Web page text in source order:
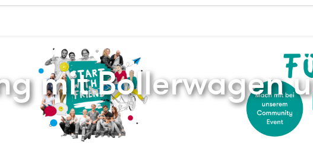
mit Bollerwagen